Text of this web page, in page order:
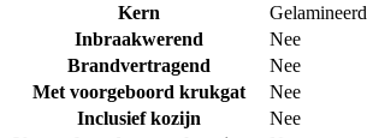
Kern
Gelamineerd
Inbraakwerend
Nee
Brandvertragend
Nee
Met voorgeboord krukgat
Nee
Inclusief kozijn
Nee